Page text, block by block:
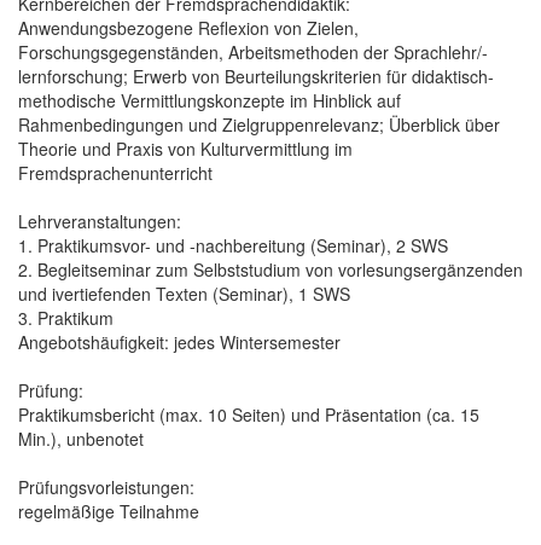
Anwendungsbezogene Reflexion von Zielen,
Forschungsgegenständen, Arbeitsmethoden der Sprachlehr/-
lernforschung; Erwerb von Beurteilungskriterien für didaktisch-
methodische Vermittlungskonzepte im Hinblick auf
Rahmenbedingungen und Zielgruppenrelevanz; Überblick über
Theorie und Praxis von Kulturvermittlung im
Fremdsprachenunterricht
Lehrveranstaltungen:
1. Praktikumsvor- und -nachbereitung (Seminar), 2 SWS
2. Begleitseminar zum Selbststudium von vorlesungsergänzenden
und ivertiefenden Texten (Seminar), 1 SWS
3. Praktikum
Angebotshäufigkeit: jedes Wintersemester
Prüfung:
Praktikumsbericht (max. 10 Seiten) und Präsentation (ca. 15
Min.), unbenotet
Prüfungsvorleistungen:
regelmäßige Teilnahme